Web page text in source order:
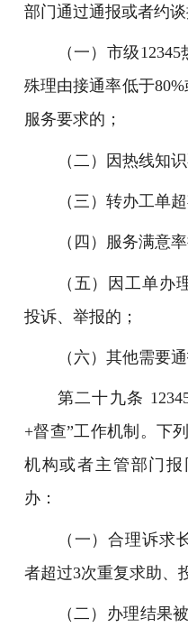
部门通过通报或者约谈
（一）市级
殊理由接通率低于
服务要求的；
（二）因热线知
（三）转办工单
（四）服务满意
（五）因工单办
投诉、举报的；
（六）其他需要
第二十九条
+督查”工作机制。下
机构或者主管部门
办：
（一）合理诉求
者超过3次重复求助、
（二）办理结果